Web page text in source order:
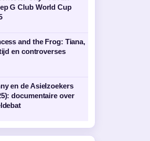
G Club World Cup
and the Frog: Tiana,
en controverses
en de Asielzoekers
documentaire over